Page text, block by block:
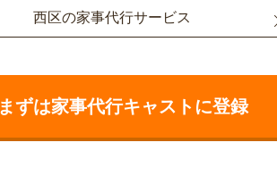
西区の家事代行サービス
まずは家事代行キャストに登録